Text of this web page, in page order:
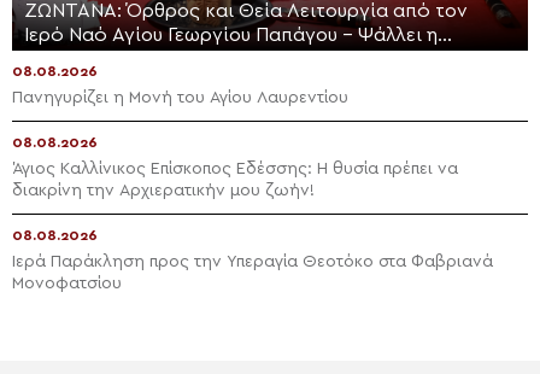
ΖΩΝΤΑΝΑ: Όρθρος και Θεία Λειτουργία από τον
Ιερό Ναό Αγίου Γεωργίου Παπάγου – Ψάλλει η
08.08.2026
Πανηγυρίζει η Μονή του Αγίου Λαυρεντίου
08.08.2026
Άγιος Καλλίνικος Επίσκοπος Εδέσσης: Η θυσία πρέπει να
διακρίνη την Αρχιερατικήν μου ζωήν!
08.08.2026
Ιερά Παράκληση προς την Υπεραγία Θεοτόκο στα Φαβριανά
Μονοφατσίου